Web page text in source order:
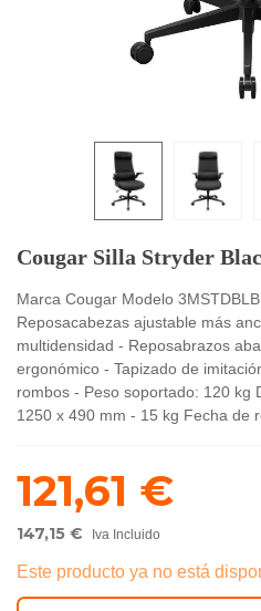
Cougar Silla Stryder
Marca Cougar Modelo
Reposacabezas ajustable más
multidensidad - Reposabrazos
ergonómico - Tapizado de
rombos - Peso soportado: 120 kg
1250 x 490 mm - 15 kg Fecha de
121,61 €
147,15 € Iva Incluido
Este producto ya no está